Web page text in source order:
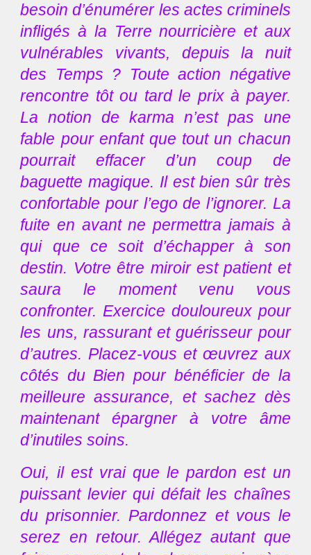
besoin d’énumérer les actes criminels
infligés à la Terre nourricière et aux
vulnérables vivants, depuis la nuit
des Temps ? Toute action négative
rencontre tôt ou tard le prix à payer.
La notion de karma n’est pas une
fable pour enfant que tout un chacun
pourrait effacer d’un coup de
baguette magique. Il est bien sûr très
confortable pour l’ego de l’ignorer. La
fuite en avant ne permettra jamais à
qui que ce soit d’échapper à son
destin. Votre être miroir est patient et
saura le moment venu vous
confronter. Exercice douloureux pour
les uns, rassurant et guérisseur pour
d’autres. Placez-vous et œuvrez aux
côtés du Bien pour bénéficier de la
meilleure assurance, et sachez dès
maintenant épargner à votre âme
d’inutiles soins.
Oui, il est vrai que le pardon est un
puissant levier qui défait les chaînes
du prisonnier. Pardonnez et vous le
serez en retour. Allégez autant que